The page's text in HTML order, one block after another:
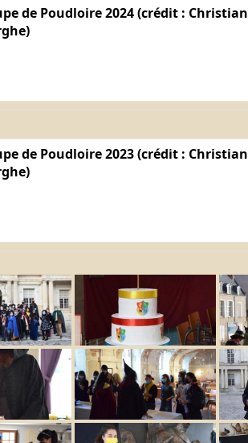
de Poudloire 2024 (crédit : Christian
de Poudloire 2023 (crédit : Christian